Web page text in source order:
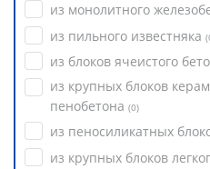
из монолитного
из пильного известняка (
из блоков ячеистого
из крупных блоков
пенобетона (0)
из пеносиликатных
из крупных блоков